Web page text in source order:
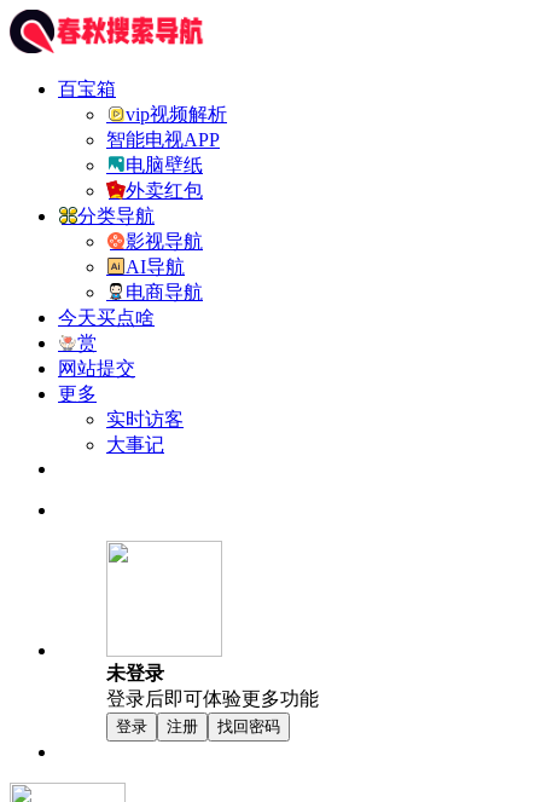
百宝箱
vip视频解析
智能电视APP
电脑壁纸
外卖红包
分类导航
影视导航
AI导航
电商导航
今天买点啥
赏
网站提交
更多
实时访客
大事记
未登录
登录后即可体验更多功能
登录 注册 找回密码